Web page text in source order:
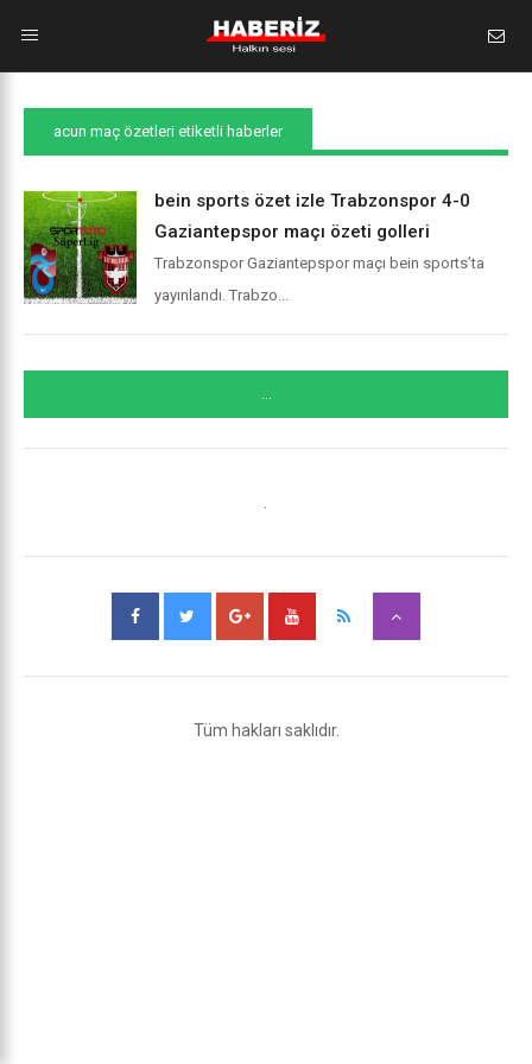
acun maç özetleri etiketli haberler
bein sports özet izle Trabzonspor 4-0
Gaziantepspor maçı özeti golleri
Trabzonspor Gaziantepspor maçı bein sports’ta
yayınlandı. Trabzo...
...
Tüm hakları saklıdır.